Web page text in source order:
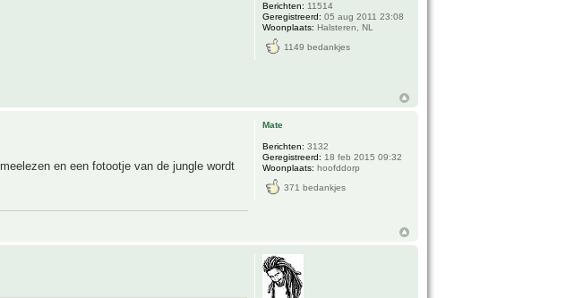
Berichten: 11514
Geregistreerd: 05 aug 2011 23:08
Woonplaats: Halsteren, NL
1149 bedankjes
en een fotootje van de jungle wordt
Mate
Berichten: 3132
Geregistreerd: 18 feb 2015 09:32
Woonplaats: hoofddorp
371 bedankjes